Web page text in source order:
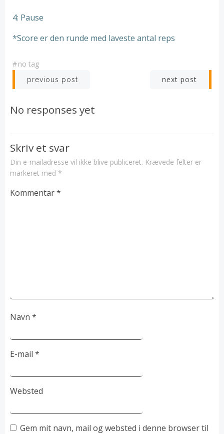
4: Pause
*Score er den runde med laveste antal reps
#no tag
Post
navigation
previous post next post
No responses yet
Skriv et svar
Din e-mailadresse vil ikke blive publiceret. Krævede felter er
markeret med *
Kommentar*
Navn *
E-mail *
Websted
Gem mit navn, mail og websted i denne browser til